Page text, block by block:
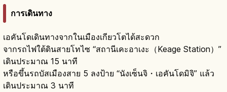
การเดินทาง
เอคันโดเดินทางจากในเมืองเกียวโตได้สะดวก
จากรถไฟใต้ดินสายโทไซ “สถานีเคะอาเงะ（Keage Station）”
เดินประมาณ 15 นาที
หรือขึ้นรถบัสเมืองสาย 5 ลงป้าย “นังเซ็นจิ・เอคันโดมิจิ” แล้ว
เดินประมาณ 3 นาที